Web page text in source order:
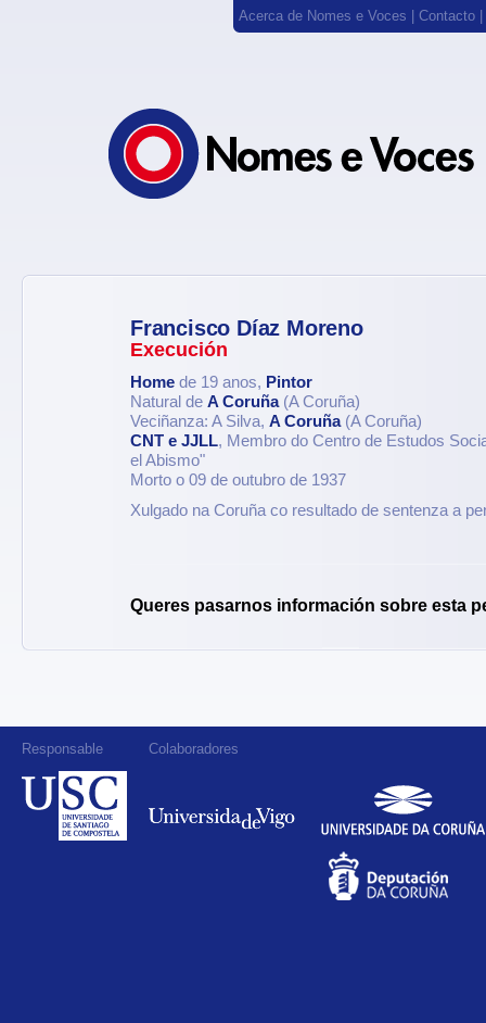
Acerca de Nomes e Voces Contacto
Francisco Díaz Moreno
Execución
Home de 19 anos, Pintor
Natural de A Coruña(A Coruña)
Veciñanza: A Silva, A Coruña(A Coruña)
CNT e JJLL, Membro do Centro de Estudos
el Abismo"
Morto o 09 de outubro de 1937
Xulgado na Coruña co resultado de sentenza a
Queres pasarnos información sobre esta
Responsable Colaboradores